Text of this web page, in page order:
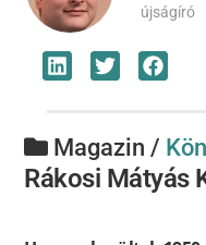
újságíró
Magazin /
Rákosi Mátyás